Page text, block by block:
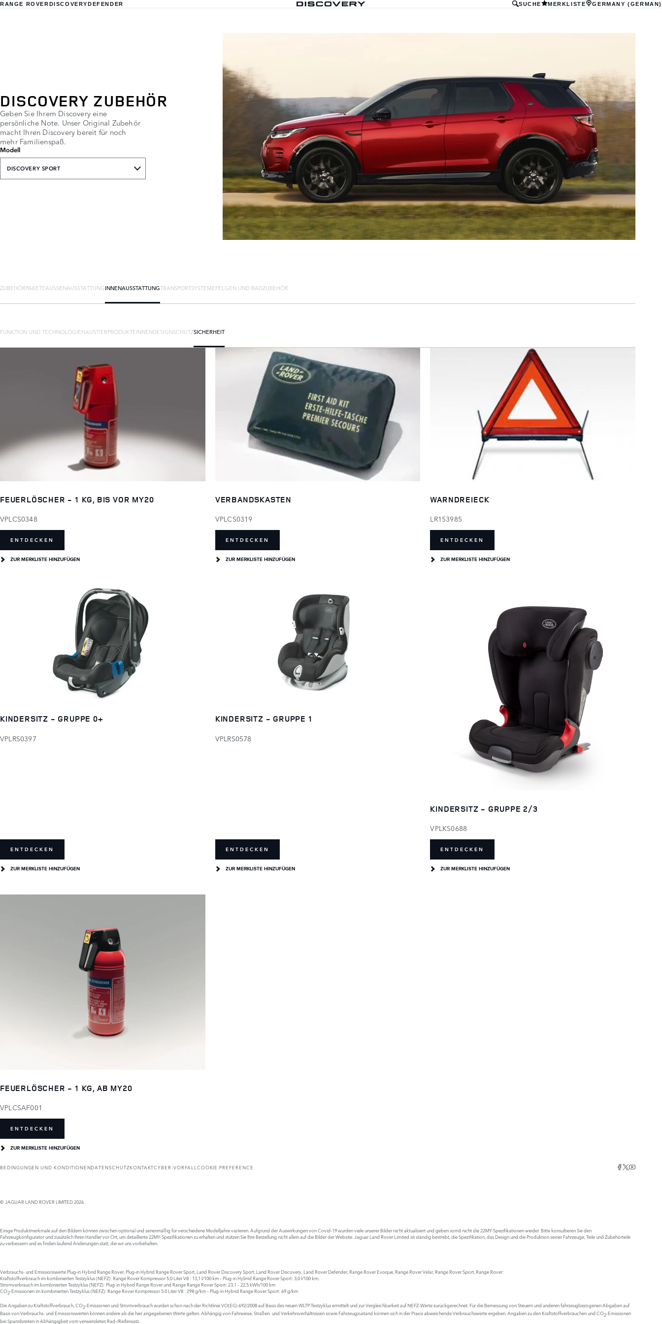
RANGE ROVERDISCOVERYDEFENDER SUCHE MERKLISTE GERMANY (GERMAN)
DISCOVERY ZUBEHÖR
Geben Sie Ihrem Discovery eine
persönliche Note. Unser Original Zubehör
macht Ihren Discovery bereit für noch
mehr Familienspaß.
Modell
DISCOVERY SPORT
ZUBEHÖRPAKETEAUSSENAUSSTATTUNG INNENAUSSTATTUNGTRANSPORTSYSTEMEFELGEN UND RADZUBEHÖR
FUNKTION UND TECHNOLOGIEHAUSTIERPRODUKTEINNENDESIGNSCHUTZSICHERHEIT
FEUERLÖSCHER - 1 KG, BIS VOR MY20
VPLCS0348
ENTDECKEN
ZUR MERKLISTE HINZUFÜGEN
VERBANDSKASTEN
VPLCS0319
ENTDECKEN
ZUR MERKLISTE HINZUFÜGEN
WARNDREIECK
LR153985
ENTDECKEN
ZUR MERKLISTE HINZUFÜGEN
KINDERSITZ - GRUPPE 0+
VPLRS0397
ENTDECKEN
ZUR MERKLISTE HINZUFÜGEN
KINDERSITZ - GRUPPE 1
VPLRS0578
ENTDECKEN
ZUR MERKLISTE HINZUFÜGEN
KINDERSITZ - GRUPPE 2/3
VPLKS0688
ENTDECKEN
ZUR MERKLISTE HINZUFÜGEN
FEUERLÖSCHER - 1 KG, AB MY20
VPLCSAF001
ENTDECKEN
ZUR MERKLISTE HINZUFÜGEN
BEDINGUNGEN UND KONDITIONENDATENSCHUTZKONTAKTCYBER-VORFALL COOKIE PREFERENCE
© JAGUAR LAND ROVER LIMITED 2026
Einige Produktmerkmale auf den Bildern können zwischen optional und serienmäßig für verschiedene Modelljahre variieren. Aufgrund der Auswirkungen von Covid-19 wurden viele unserer Bilder nicht aktualisiert und geben somit nicht die 22MY-Spezifikationen wieder. Bitte konsultieren Sie den
Fahrzeugkonfigurator und zusätzlich Ihren Händler vor Ort, um detaillierte 22MY-Spezifikationen zu erhalten und stützen Sie Ihre Bestellung nicht allein auf die Bilder der Website. Jaguar Land Rover Limited ist ständig bestrebt, die Spezifikation, das Design und die Produktion seiner Fahrzeuge, Teile und Zubehörteile
zu verbessern und es finden laufend Änderungen statt, die wir uns vorbehalten.
Verbrauchs- und Emissionswerte Plug‑in Hybrid Range Rover, Plug‑in Hybrid Range Rover Sport, Land Rover Discovery Sport, Land Rover Discovery, Land Rover Defender, Range Rover Evoque, Range Rover Velar, Range Rover Sport, Range Rover:
Kraftstoffverbrauch im kombinierten Testzyklus (NEFZ): Range Rover Kompressor 5.0 Liter V8 : 13,1 l/100 km – Plug-in Hybrid Range Rover Sport: 3,0 l/100 km;
Stromverbrauch im kombinierten Testzyklus (NEFZ): Plug-in Hybrid Range Rover und Range Range Rover Sport: 23,1 – 22,5 kWh/100 km
CO2-Emissionen im kombinierten Testzyklus (NEFZ): Range Rover Kompressor 5.0 Liter V8 : 298 g/km – Plug-in Hybrid Range Rover Sport: 69 g/km
Die Angaben zu Kraftstoffverbrauch, CO2-Emissionen und Stromverbrauch wurden schon nach der Richtlinie VO(EG) 692/2008 auf Basis des neuen WLTP-Testzyklus ermittelt und zur Vergleichbarkeit auf NEFZ-Werte zurückgerechnet. Für die Bemessung von Steuern und anderen fahrzeugbezogenen Abgaben auf
Basis von Verbrauchs- und Emissionswerten können andere als die hier angegebenen Werte gelten. Abhängig von Fahrweise, Straßen- und Verkehrsverhältnissen sowie Fahrzeugzustand können sich in der Praxis abweichende Verbrauchswerte ergeben. Angaben zu den Kraftstoffverbräuchen und CO2-Emissionen
bei Spannbreiten in Abhängigkeit vom verwendeten Rad-/Reifensatz.